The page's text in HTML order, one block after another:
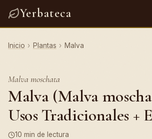
Yerbateca
Inicio › Plantas › Malva
Malva moschata
Malva (Malva
Usos Tradicionales +
10 min de lectura